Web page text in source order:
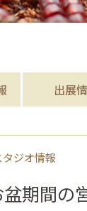
出展
ジオ情報
期間の